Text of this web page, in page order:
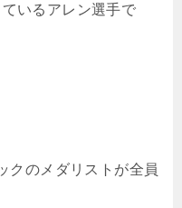
いるアレン選手で
クのメダリストが全員